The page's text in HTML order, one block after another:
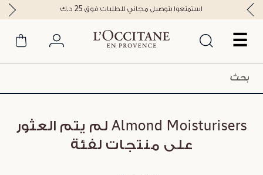
☰
استمتعوا بتوصيل مجاني للطلبات فوق 25 د.ك
Almond Moisturisers لم يتم العثور
على منتجات لفئة